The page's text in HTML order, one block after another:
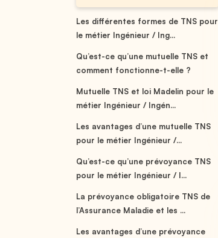
Les différentes formes de TNS pour
le métier Ingénieur / Ing...
Qu’est-ce qu’une mutuelle TNS et
comment fonctionne-t-elle ?
Mutuelle TNS et loi Madelin pour le
métier Ingénieur / Ingén...
Les avantages d’une mutuelle TNS
pour le métier Ingénieur /...
Qu’est-ce qu’une prévoyance TNS
pour le métier Ingénieur / I...
La prévoyance obligatoire TNS de
l’Assurance Maladie et les ...
Les avantages d’une prévoyance